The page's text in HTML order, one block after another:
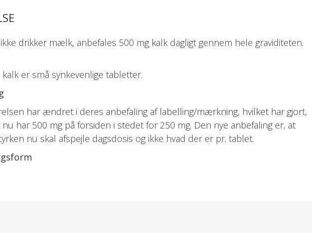
drikker mælk, anbefales 500 mg kalk dagligt gennem hele graviditeten.
kalk er små synkevenlige tabletter.
har ændret i deres anbefaling af labelling/mærkning, hvilket har gjort,
har 500 mg på forsiden i stedet for 250 mg. Den nye anbefaling er, at
nu skal afspejle dagsdosis og ikke hvad der er pr. tablet.